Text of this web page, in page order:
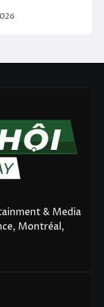
& Media
Montréal,